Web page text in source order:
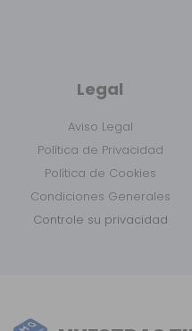
Legal
Aviso Legal
Política de Privacidad
Política de Cookies
Condiciones Generales
Controle su privacidad